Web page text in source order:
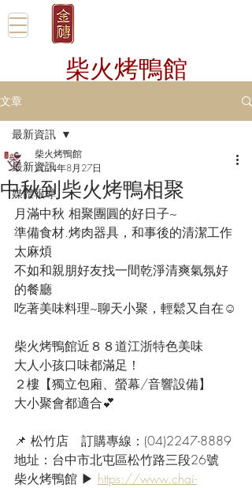
柴火烤鴨館
文章
最新資訊
媒體報導
最新資訊
中秋到柴火烤鴨相聚
柴火烤鴨館
2024年8月27日
月滿中秋 相聚團圓的好日子~
準備食材.烤肉器具，和事後的清潔工作
太麻煩
不如和親朋好友找一間乾淨清爽氣氛好
的餐廳
吃著美味料理~聊天小聚，輕鬆又自在☺️
柴火烤鴨館近８８道江浙特色美味
大人小孩口味都滿足！
２樓【獨立包廂、螢幕/音響設備】
大小聚會都適合💕
📌 松竹店　訂購專線：(04)2247-8889
地址：台中市北屯區松竹路三段26號
柴火烤鴨館 ▶ https://www.chai-